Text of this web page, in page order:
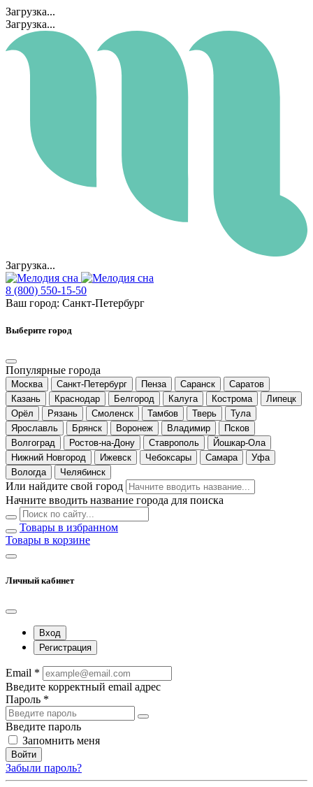
Загрузка...
Загрузка...
Загрузка...
8 (800) 550-15-50
Ваш город: Санкт-Петербург
Выберите город
Популярные города
Москва Санкт-Петербург Пенза Саранск
Саратов
Казань
Краснодар Белгород Калуга Кострома
Липецк
Орёл
Рязань Смоленск Тамбов Тверь
Тула
Ярославль
Брянск Воронеж Владимир
Псков
Волгоград
Ростов-на-Дону Ставрополь
Йошкар-Ола
Нижний Новгород
Ижевск Чебоксары Самара
Уфа
Вологда
Челябинск
Или найдите свой город
Начните вводить название города для поиска
Товары в избранном
Товары в корзине
Личный кабинет
Вход
Регистрация
Email *
Введите корректный email адрес
Пароль *
Введите пароль
Запомнить меня
Войти
Забыли пароль?